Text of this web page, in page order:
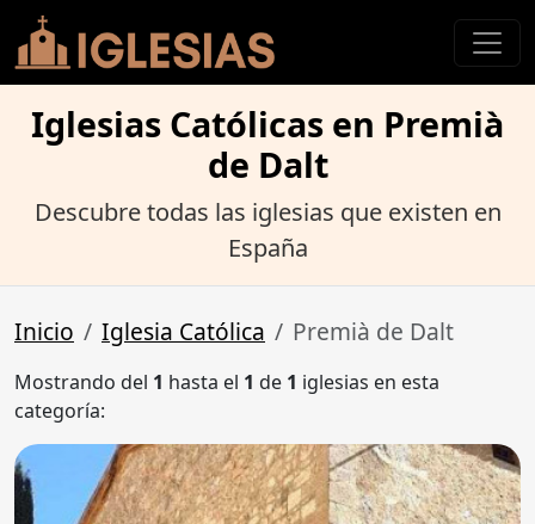
Iglesias Católicas en Premià
de Dalt
Descubre todas las iglesias que existen en
España
Inicio Iglesia Católica Premià de Dalt
Mostrando del 1 hasta el 1 de 1 iglesias en esta
categoría: